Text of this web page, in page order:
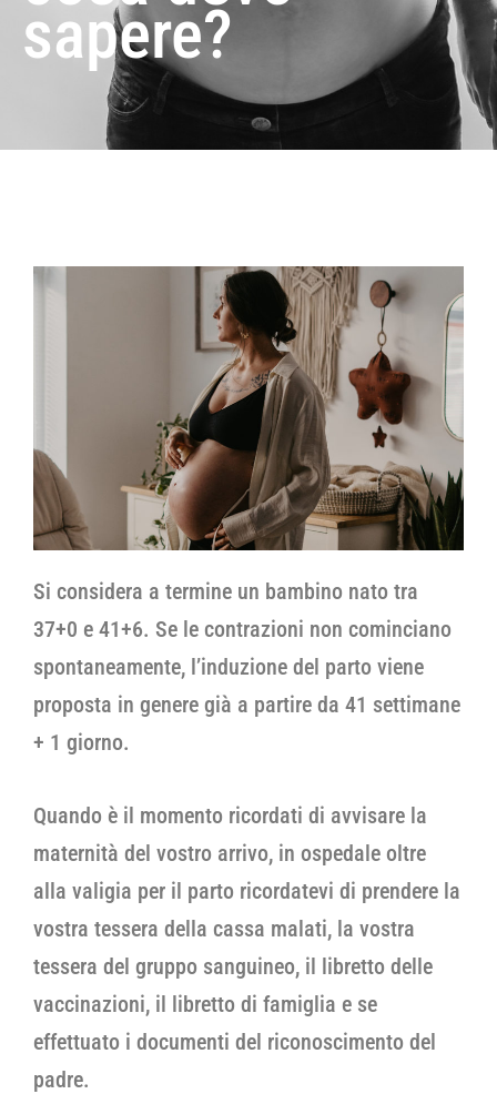
sapere?
Si considera a termine un bambino nato tra
37+0 e 41+6. Se le contrazioni non cominciano
spontaneamente, l’induzione del parto viene
proposta in genere già a partire da 41 settimane
+ 1 giorno.
Quando è il momento ricordati di avvisare la
maternità del vostro arrivo, in ospedale oltre
alla valigia per il parto ricordatevi di prendere la
vostra tessera della cassa malati, la vostra
tessera del gruppo sanguineo, il libretto delle
vaccinazioni, il libretto di famiglia e se
effettuato i documenti del riconoscimento del
padre.